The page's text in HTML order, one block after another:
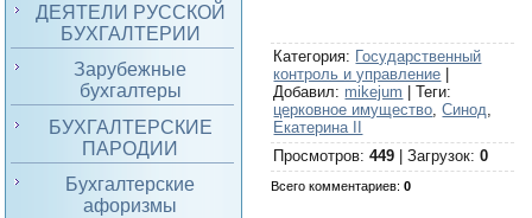
ДЕЯТЕЛИ РУССКОЙ
БУХГАЛТЕРИИ
Зарубежные
бухгалтеры
БУХГАЛТЕРСКИЕ
ПАРОДИИ
Бухгалтерские
афоризмы
Категория: Государственный
контроль и управление
Добавил: mikejum |Теги:
церковное имущество,Синод,
Екатерина II
Просмотров:449 |Загрузок:0
Всего комментариев:0